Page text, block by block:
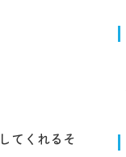
てくれるそ